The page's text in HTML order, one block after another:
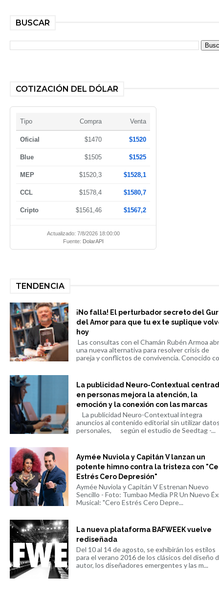
BUSCAR
COTIZACIÓN DEL DÓLAR
Tipo Compra Venta
Oficial $1470 $1520
Blue $1505 $1525
MEP $1520,3 $1528,1
CCL $1578,4 $1580,7
Cripto $1561,46 $1567,2
Actualizado: 7/8/2026 18:00:00
Fuente: DolarAPI
TENDENCIA
¡No falla! El perturbador secreto del
del Amor para que tu ex te suplique
hoy
Las consultas con el Chamán Rubén Armoa
una nueva alternativa para resolver crisis de
pareja y conflictos de convivencia. Conocido
La publicidad Neuro-Contextual
en personas mejora la atención, la
emoción y la conexión con las marcas
La publicidad Neuro-Contextual integra
anuncios al contenido editorial sin utilizar
personales, según el estudio de Seedtag -...
Aymée Nuviola y Capitán V lanzan un
potente himno contra la tristeza con
Estrés Cero Depresión"
Aymée Nuviola y Capitán V Estrenan Nuevo
Sencillo - Foto: Tumbao Media PR Un Nuevo
Musical: "Cero Estrés Cero Depre...
La nueva plataforma BAFWEEK vuelve
rediseñada
Del 10 al 14 de agosto, se exhibirán los estilos
para el verano 2016 de los clásicos del diseño
autor, los diseñadores emergentes y las m...